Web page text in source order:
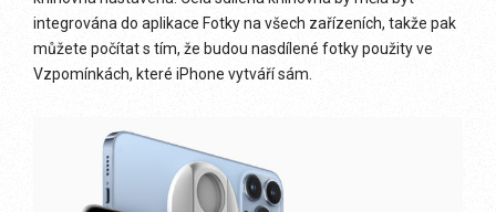
integrována do aplikace Fotky na všech zařízeních, takže pak
můžete počítat s tím, že budou nasdílené fotky použity ve
Vzpomínkách, které iPhone vytváří sám.